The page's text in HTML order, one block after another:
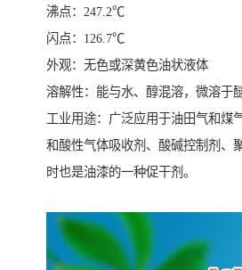
沸点：247.2℃
闪点：126.7℃
外观：无色或深黄色油状液体
溶解性：能与水、醇混溶，微溶于
工业用途：广泛应用于油田气和煤
和酸性气体吸收剂、酸碱控制剂、
时也是油漆的一种促干剂。